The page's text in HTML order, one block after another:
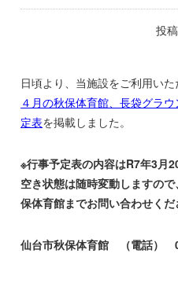
投
日頃より、当施設をご利用いた
４月の秋保体育館、長袋グラ
定表を掲載しました。
※行事予定表の内容はR7年3月
空き状態は随時変動しますの
保体育館までお問い合わせくだ
仙台市秋保体育館 （電話）